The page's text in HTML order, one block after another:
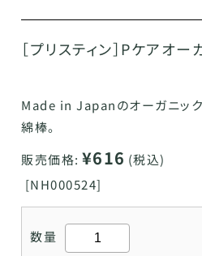
［プリスティン］Pケアオ
Made in Japanのオーガニック
綿棒。
販売価格: ¥616 (税込)
[NH000524]
数量